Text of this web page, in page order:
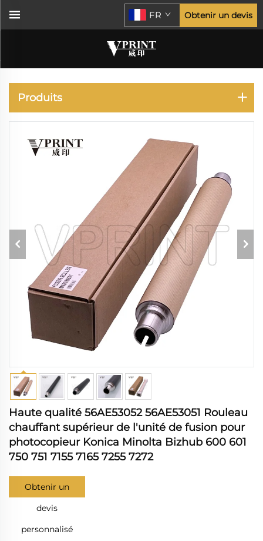
FR Obtenir un devis
KONICA MINOLTA
Produits
Haute qualité 56AE53052 56AE53051 Rouleau
chauffant supérieur de l'unité de fusion pour
photocopieur Konica Minolta Bizhub 600 601
750 751 7155 7165 7255 7272
Obtenir un
devis
personnalisé